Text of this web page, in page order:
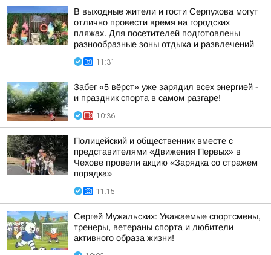
В выходные жители и гости Серпухова могут
отлично провести время на городских
пляжах. Для посетителей подготовлены
разнообразные зоны отдыха и развлечений
11:31
Забег «5 вёрст» уже зарядил всех энергией -
и праздник спорта в самом разгаре!
10:36
Полицейский и общественник вместе с
представителями «Движения Первых» в
Чехове провели акцию «Зарядка со стражем
порядка»
11:15
Сергей Мужальских: Уважаемые спортсмены,
тренеры, ветераны спорта и любители
активного образа жизни!